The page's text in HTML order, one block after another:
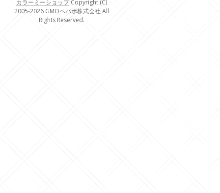
カラーミーショップCopyright (C)
2005-2026 GMOペパボ株式会社 All
Rights Reserved.